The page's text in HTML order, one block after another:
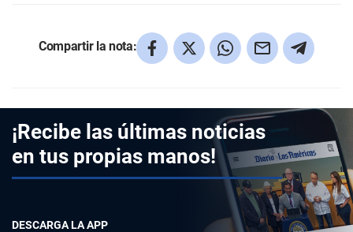
Compartir la nota:
¡Recibe las últimas noticias
en tus propias manos!
DESCARGA LA APP